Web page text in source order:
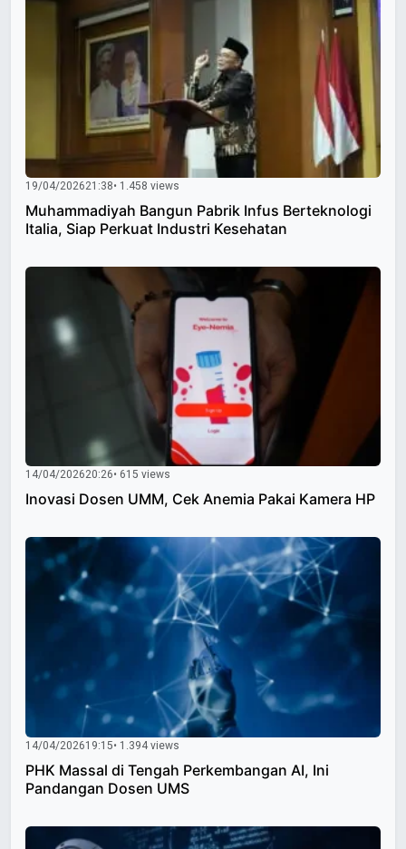
19/04/202621:38• 1.458 views
Muhammadiyah Bangun Pabrik Infus Berteknologi
Italia, Siap Perkuat Industri Kesehatan
14/04/202620:26• 615 views
Inovasi Dosen UMM, Cek Anemia Pakai Kamera HP
14/04/202619:15• 1.394 views
PHK Massal di Tengah Perkembangan AI, Ini
Pandangan Dosen UMS